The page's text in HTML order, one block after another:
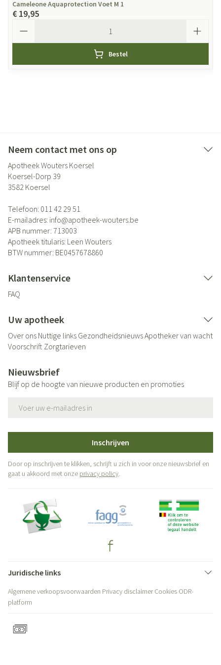
Cameleone Aquaprotection Voet M 1
€ 19,95
Bestel
Neem contact met ons op
Apotheek Wouters Koersel
Koersel-Dorp 39
3582 Koersel
Telefoon: 011 42 29 51
E-mailadres: info@apotheek-wouters.be
APB nummer: 713003
Apotheek titularis: Leen Wouters
BTW nummer: BE0457678860
Klantenservice
FAQ
Uw apotheek
Over ons Nuttige links GezondheidsnieuwsApotheker van wacht
Voorschrift Zorgtarieven
Nieuwsbrief
Blijf op de hoogte van nieuwe producten en promoties
Inschrijven
Door op inschrijven te klikken, schrijft u zich in voor onze nieuwsbrief en
gaat u akkoord met onze privacy policy.
Juridische links
Algemene verkoopsvoorwaarden Privacy disclaimer Cookies ODR-
platform